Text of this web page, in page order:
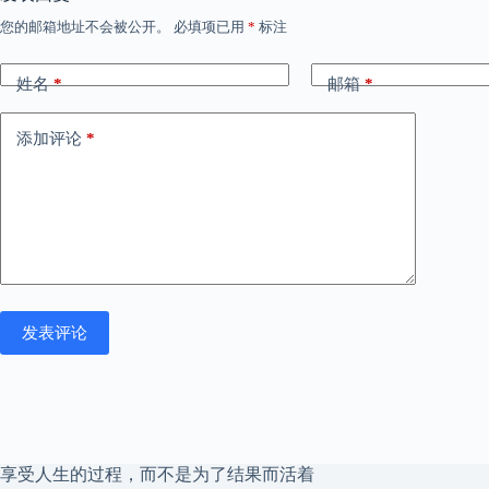
您的邮箱地址不会被公开。 必填项已用 * 标注
姓名* 邮箱*
添加评论 *
发表评论
享受人生的过程，而不是为了结果而活着